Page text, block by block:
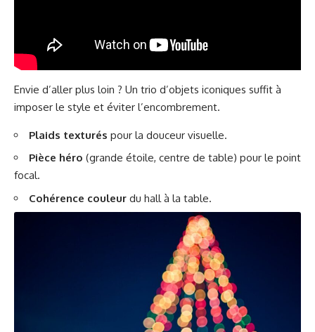
Envie d’aller plus loin ? Un trio d’objets iconiques suffit à
imposer le style et éviter l’encombrement.
Plaids texturés pour la douceur visuelle.
Pièce héro (grande étoile, centre de table) pour le point
focal.
Cohérence couleur du hall à la table.